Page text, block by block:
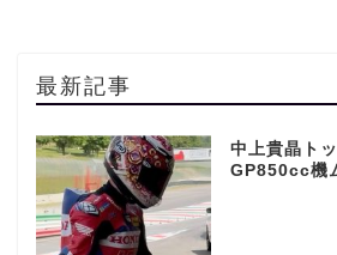
最新記事
中上貴晶ト
GP850cc機